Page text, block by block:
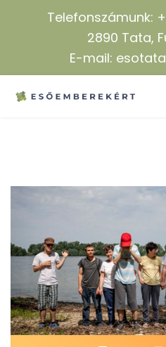
Telefonszámunk:
2890 Tata,
E-mail: